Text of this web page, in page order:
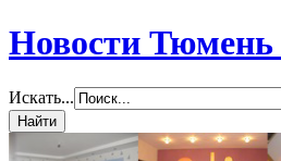
Новости Тюмень
Искать...